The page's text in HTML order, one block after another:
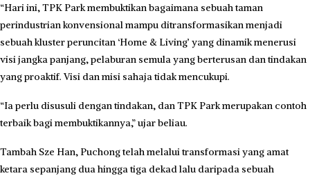
“Hari ini, TPK Park membuktikan bagaimana sebuah taman
perindustrian konvensional mampu ditransformasikan menjadi
sebuah kluster peruncitan ‘Home & Living’ yang dinamik menerusi
visi jangka panjang, pelaburan semula yang berterusan dan tindakan
yang proaktif. Visi dan misi sahaja tidak mencukupi.
“Ia perlu disusuli dengan tindakan, dan TPK Park merupakan contoh
terbaik bagi membuktikannya,” ujar beliau.
Tambah Sze Han, Puchong telah melalui transformasi yang amat
ketara sepanjang dua hingga tiga dekad lalu daripada sebuah